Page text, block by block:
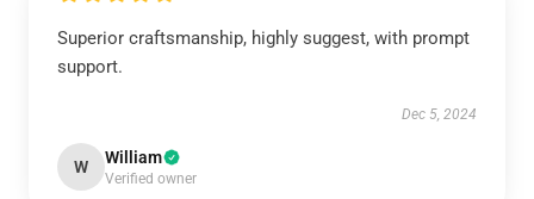
Superior craftsmanship, highly suggest, with prompt
support.
Dec 5, 2024
W William
Verified owner